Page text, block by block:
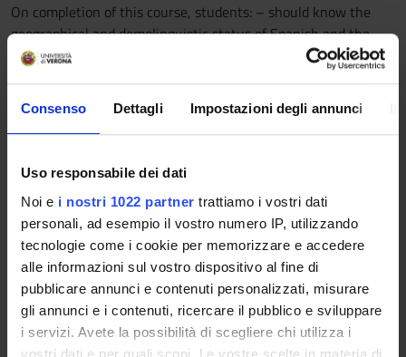
Consenso Dettagli Impostazioni degli annunci
Uso responsabile dei dati
Noi e i nostri 1022 partner trattiamo i vostri dati
personali, ad esempio il vostro numero IP, utilizzando
tecnologie come i cookie per memorizzare e accedere
alle informazioni sul vostro dispositivo al fine di
pubblicare annunci e contenuti personalizzati, misurare
gli annunci e i contenuti, ricercare il pubblico e sviluppare
i servizi. Avete la possibilità di scegliere chi utilizza i
vostri dati e per quali scopi. Le vostre scelte in materia di
On completion of this course, students: – should know the
geographical and demolinguistic status of Spanish and the
essential aspects of the spread of this language in the world
and in society; – should know the main grammatical and
lexicographical works of the Spanish language and their
fundamental characteristics; – should know the essential
aspects of the phoneme / grapheme relationship, of the
vocabulary and of the morphosyntactic structures of Spanish
and will be able to apply them in the analysis of texts.
Furthermore, B1 language level of competence in Spanish
(according to the Common European Framework of Reference
for Languages) is also required.
Program
The module offers an introduction to Spanish language and its
linguistic system.